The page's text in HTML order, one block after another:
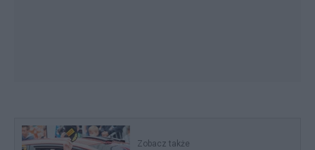
Zobacz także